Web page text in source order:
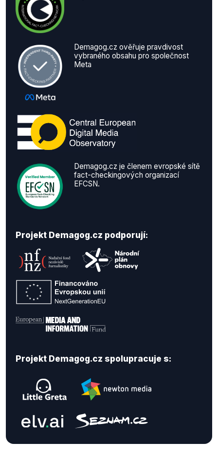
Demagog.cz ověřuje pravdivost
vybraného obsahu pro společnost
Meta
Demagog.cz je členem evropské sítě
fact-checkingových organizací
EFCSN.
Projekt Demagog.cz podporují:
Projekt Demagog.cz spolupracuje s: